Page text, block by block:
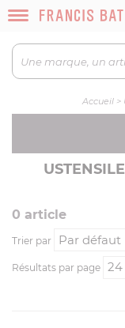
Accueil >
0 article
Trier par
Résultats par page